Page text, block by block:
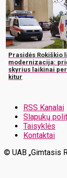
Prasidės Rokiškio
modernizacija:
skyrius laikinai
kitur
RSS Kanalai
Slapukų
Taisyklės
Kontaktai
© UAB „Gimtasis